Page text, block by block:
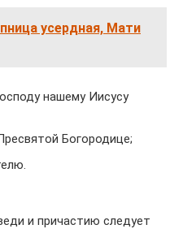
усердная, Мати
нашему Иисусу
Богородице;
и причастию следует